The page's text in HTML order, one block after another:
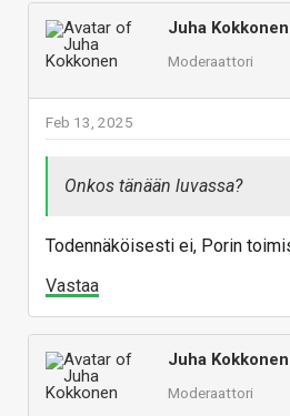
Juha Kokkonen
Moderaattori
Feb 13, 2025
Onkos tänään luvassa?
Todennäköisesti ei, Porin
Vastaa
Juha Kokkonen
Moderaattori